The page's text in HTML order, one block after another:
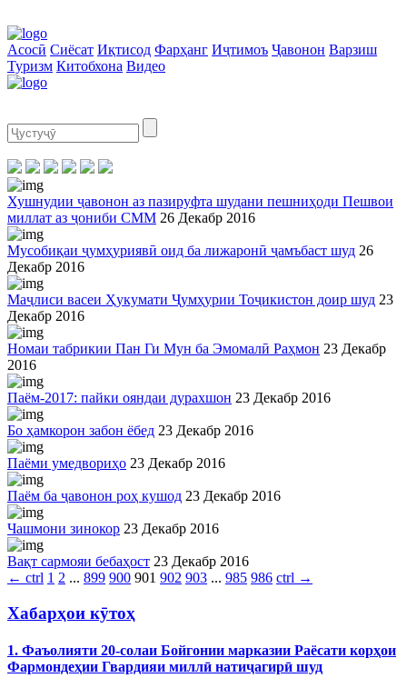
Асосӣ Сиёсат Иқтисод Фарҳанг Иҷтимоъ Ҷавонон Варзиш
Туризм Китобхона Видео
Хушнудии ҷавонон аз пазируфта шудани пешниҳоди Пешвои
миллат аз ҷониби СММ 26 Декабр 2016
Мусобиқаи ҷумҳуриявӣ оид ба лижаронӣ ҷамъбаст шуд 26
Декабр 2016
Маҷлиси васеи Ҳукумати Ҷумҳурии Тоҷикистон доир шуд 23
Декабр 2016
Номаи табрикии Пан Ги Мун ба Эмомалӣ Раҳмон 23 Декабр
2016
Паём-2017: пайки ояндаи дурахшон 23 Декабр 2016
Бо ҳамкорон забон ёбед 23 Декабр 2016
Паёми умедвориҳо 23 Декабр 2016
Паём ба ҷавонон роҳ кушод 23 Декабр 2016
Чашмони зинокор 23 Декабр 2016
Вақт сармояи бебаҳост 23 Декабр 2016
← ctrl 1 2 ... 899 900 901 902 903 ... 985 986 ctrl →
Хабарҳои кӯтоҳ
1. Фаъолияти 20-солаи Бойгонии марказии Раёсати корҳои
Фармондеҳии Гвардияи миллӣ натиҷагирӣ шуд